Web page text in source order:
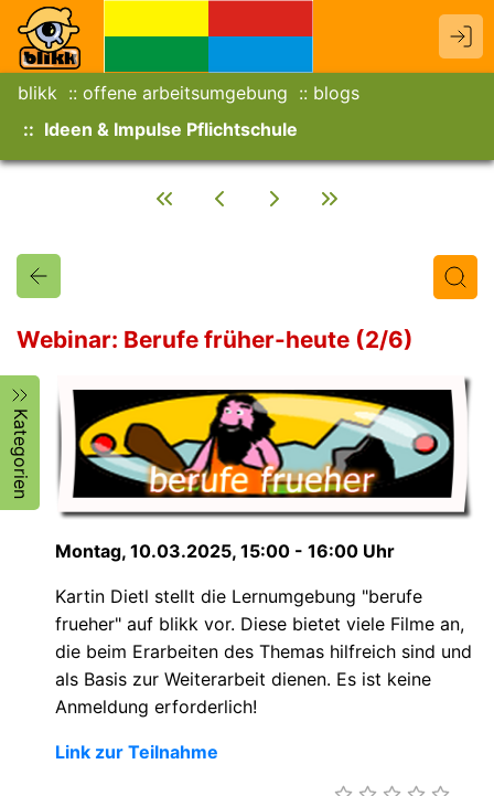
blikk offene arbeitsumgebung
blogs
Ideen & Impulse Pflichtschule
Titel Text Autor/in
Webinar: Berufe früher-heute (2/6)
Kategorien
Montag, 10.03.2025, 15:00 - 16:00 Uhr
Kartin Dietl stellt die Lernumgebung "berufe
frueher" auf blikk vor. Diese bietet viele Filme an,
die beim Erarbeiten des Themas hilfreich sind und
als Basis zur Weiterarbeit dienen. Es ist keine
Anmeldung erforderlich!
Link zur Teilnahme